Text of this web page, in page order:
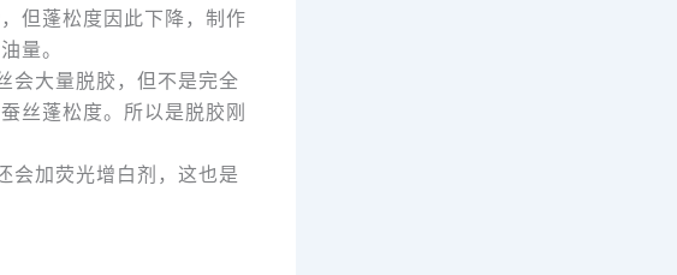
但蓬松度因此下降，制作
量。
会大量脱胶，但不是完全
丝蓬松度。所以是脱胶刚
会加荧光增白剂，这也是